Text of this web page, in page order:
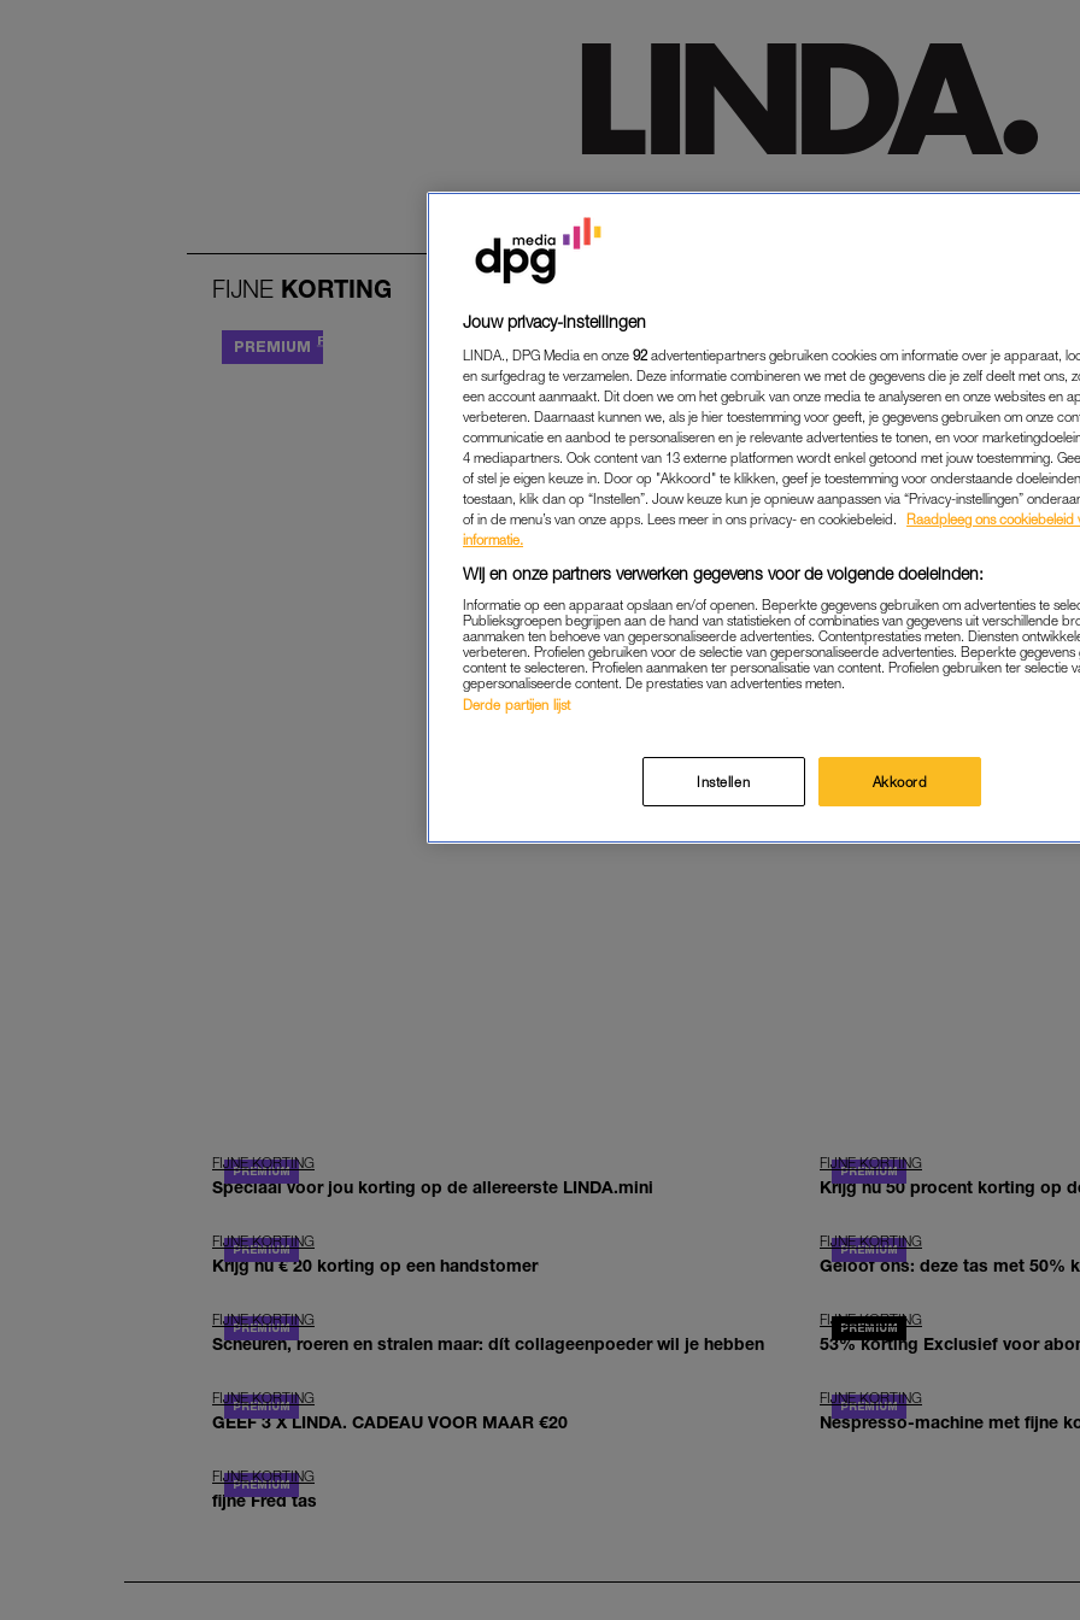
HOME
HOME
FIJNE KORTING
FIJNE KORTING
FIJNE KORTING
Speciaal voor jou korting op de allereerste LINDA.mini
FIJNE KORTING
Krijg nu 50 procent korting op
FIJNE KORTING
Krijg nu € 20 korting op een handstomer
FIJNE KORTING
Geloof ons: deze tas met 50%
FIJNE KORTING
Scheuren, roeren en stralen maar: dít collageenpoeder wil je hebben
FIJNE KORTING
53% korting Exclusief voor
FIJNE KORTING
GEEF 3 X LINDA. CADEAU VOOR MAAR €20
FIJNE KORTING
Nespresso-machine met fijne
FIJNE KORTING
fijne Fred tas
Jouw privacy-instellingen
LINDA., DPG Media en onze 92 advertentiepartners gebruiken cookies om informatie over je apparaat,
en surfgedrag te verzamelen. Deze informatie combineren we met de gegevens die je zelf deelt met ons,
een account aanmaakt. Dit doen we om het gebruik van onze media te analyseren en onze websites en
verbeteren. Daarnaast kunnen we, als je hier toestemming voor geeft, je gegevens gebruiken om onze
communicatie en aanbod te personaliseren en je relevante advertenties te tonen, en voor
4 mediapartners. Ook content van 13 externe platformen wordt enkel getoond met jouw toestemming.
of stel je eigen keuze in. Door op "Akkoord" te klikken, geef je toestemming voor onderstaande
toestaan, klik dan op “Instellen”. Jouw keuze kun je opnieuw aanpassen via “Privacy-instellingen”
of in de menu’s van onze apps. Lees meer in ons privacy- en cookiebeleid.
Raadpleeg ons cookiebeleid
informatie.
Wij en onze partners verwerken gegevens voor de volgende doeleinden:
Informatie op een apparaat opslaan en/of openen. Beperkte gegevens gebruiken om advertenties te
Publieksgroepen begrijpen aan de hand van statistieken of combinaties van gegevens uit verschillende
aanmaken ten behoeve van gepersonaliseerde advertenties. Contentprestaties meten. Diensten
verbeteren. Profielen gebruiken voor de selectie van gepersonaliseerde advertenties. Beperkte
content te selecteren. Profielen aanmaken ter personalisatie van content. Profielen gebruiken ter selectie
gepersonaliseerde content. De prestaties van advertenties meten.
Derde partijen lijst
Instellen Akkoord